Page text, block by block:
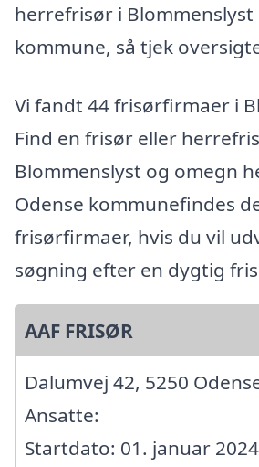
herrefrisør i Blommenslyst
kommune, så tjek
Vi fandt 44 frisørfirmaer i
Find en frisør eller
Blommenslyst og omegn
Odense kommunefindes
frisørfirmaer, hvis du vil
søgning efter en dygtig
AAF FRISØR
Dalumvej 42, 5250
Ansatte:
Startdato: 01. januar